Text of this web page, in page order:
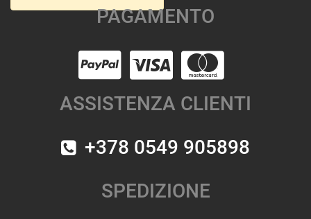
PAGAMENTO
ASSISTENZA CLIENTI
+378 0549 905898
SPEDIZIONE